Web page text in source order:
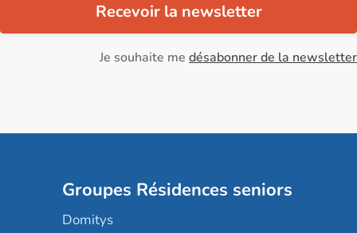
Recevoir la newsletter
Je souhaite me désabonner de la newsletter
Groupes Résidences seniors
Domitys